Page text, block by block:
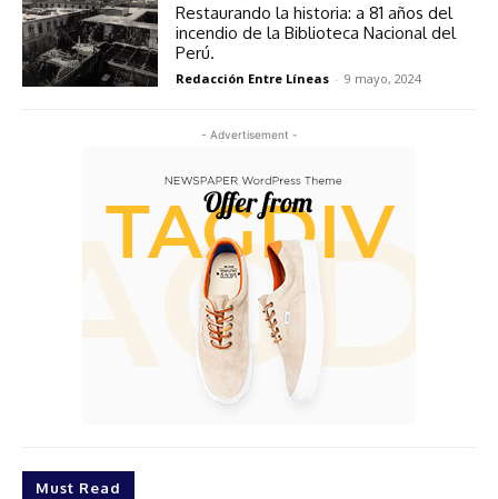
- Advertisement -
Must Read
Restaurando la historia: a 81 años del
incendio de la Biblioteca Nacional del
Perú.
Redacción Entre Líneas - 9 mayo, 2024